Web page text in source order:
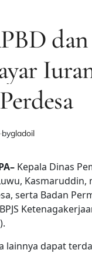
bygladoil
Kepala Dinas
serta Badan
lainnya dapat